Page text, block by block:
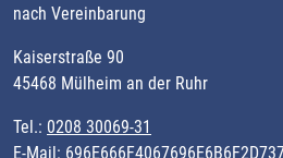
nach Vereinbarung
Kaiserstraße 90
45468 Mülheim an der Ruhr
Tel.: 0208 30069-31
E-Mail: